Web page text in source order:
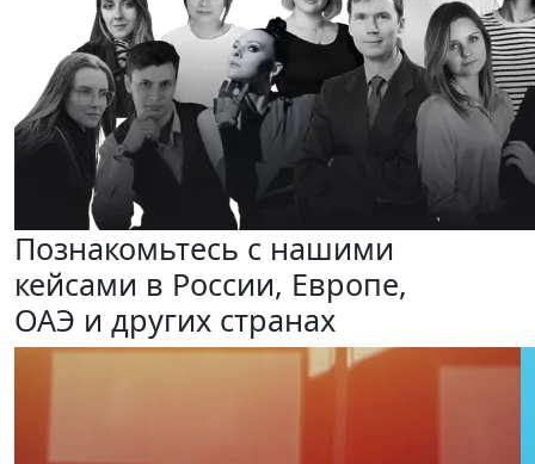
Познакомьтесь с нашими
кейсами в России, Европе,
ОАЭ и других странах